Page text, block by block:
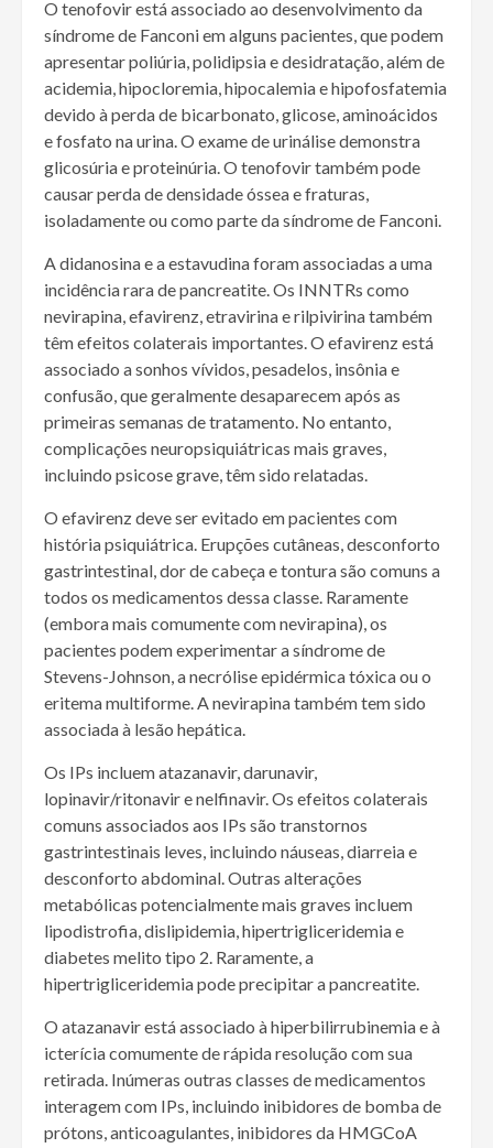
O tenofovir está associado ao desenvolvimento da
síndrome de Fanconi em alguns pacientes, que podem
apresentar poliúria, polidipsia e desidratação, além de
acidemia, hipocloremia, hipocalemia e hipofosfatemia
devido à perda de bicarbonato, glicose, aminoácidos
e fosfato na urina. O exame de urinálise demonstra
glicosúria e proteinúria. O tenofovir também pode
causar perda de densidade óssea e fraturas,
isoladamente ou como parte da síndrome de Fanconi.
A didanosina e a estavudina foram associadas a uma
incidência rara de pancreatite. Os INNTRs como
nevirapina, efavirenz, etravirina e rilpivirina também
têm efeitos colaterais importantes. O efavirenz está
associado a sonhos vívidos, pesadelos, insônia e
confusão, que geralmente desaparecem após as
primeiras semanas de tratamento. No entanto,
complicações neuropsiquiátricas mais graves,
incluindo psicose grave, têm sido relatadas.
O efavirenz deve ser evitado em pacientes com
história psiquiátrica. Erupções cutâneas, desconforto
gastrintestinal, dor de cabeça e tontura são comuns a
todos os medicamentos dessa classe. Raramente
(embora mais comumente com nevirapina), os
pacientes podem experimentar a síndrome de
Stevens-Johnson, a necrólise epidérmica tóxica ou o
eritema multiforme. A nevirapina também tem sido
associada à lesão hepática.
Os IPs incluem atazanavir, darunavir,
lopinavir/ritonavir e nelfinavir. Os efeitos colaterais
comuns associados aos IPs são transtornos
gastrintestinais leves, incluindo náuseas, diarreia e
desconforto abdominal. Outras alterações
metabólicas potencialmente mais graves incluem
lipodistrofia, dislipidemia, hipertrigliceridemia e
diabetes melito tipo 2. Raramente, a
hipertrigliceridemia pode precipitar a pancreatite.
O atazanavir está associado à hiperbilirrubinemia e à
icterícia comumente de rápida resolução com sua
retirada. Inúmeras outras classes de medicamentos
interagem com IPs, incluindo inibidores de bomba de
prótons, anticoagulantes, inibidores da HMGCoA